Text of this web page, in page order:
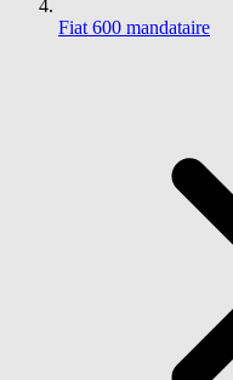
Fiat 600 mandataire